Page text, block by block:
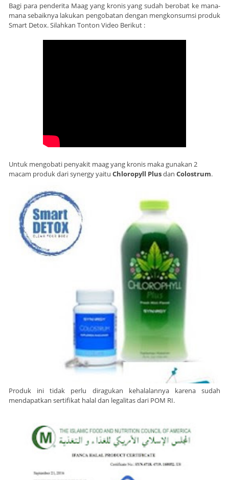
Bagi para penderita Maag yang kronis yang sudah berobat ke mana-
mana sebaiknya lakukan pengobatan dengan mengkonsumsi produk
Smart Detox. Silahkan Tonton Video Berikut :
Untuk mengobati penyakit maag yang kronis maka gunakan 2
macam produk dari synergy yaitu Chloropyll Plusdan Colostrum.
Produk ini tidak perlu diragukan kehalalannya karena sudah
mendapatkan sertifikat halal dan legalitas dari POM RI.